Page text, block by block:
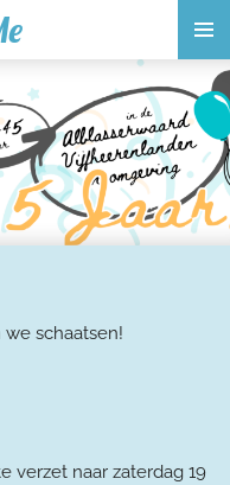
we schaatsen!
verzet naar zaterdag 19